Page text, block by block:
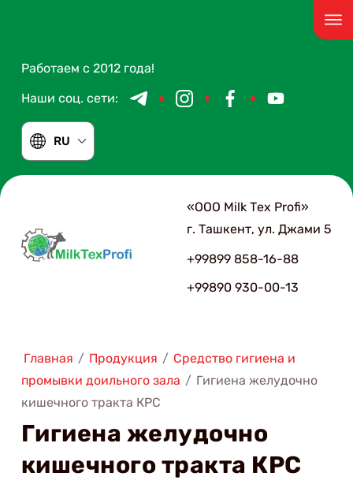
Работаем с 2012 года!
Наши соц. сети:
RU
«ООО Мilk Тex Рrofi»
г. Ташкент, ул. Джами 5
+99899 858-16-88
+99890 930-00-13
Главная / Продукция / Средство гигиена и
промывки доильного зала / Гигиена желудочно
кишечного тракта КРС
Гигиена желудочно
кишечного тракта КРС